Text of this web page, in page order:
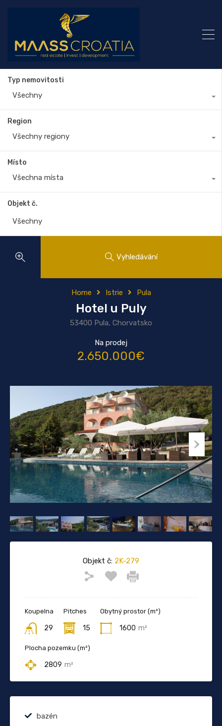
Typ nemovitosti
Všechny
Region
Všechny regiony
Místo
Všechna místa
Objekt č.
Vyhledávání
Home Istrie Pula
Hotel u Puly
53400 Pula, Chorvatsko
Na prodej
2.650.000€
Objekt č: 2K-279
Koupelna
29
Pitches
15
Obytný prostor (m²)
1600 m²
Plocha pozemku (m²)
2809 m²
bazén